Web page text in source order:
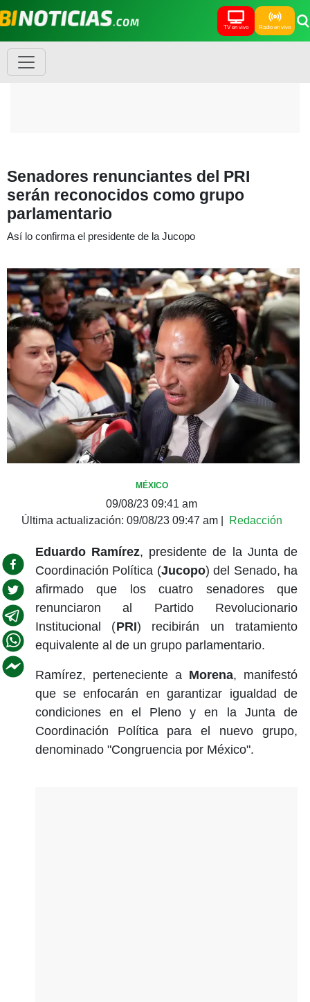
TV en vivo Radio en vivo
Senadores renunciantes del PRI
serán reconocidos como grupo
parlamentario
Así lo confirma el presidente de la Jucopo
MÉXICO
09/08/23 09:41 am
Última actualización: 09/08/23 09:47 am| Redacción
Eduardo Ramírez, presidente de la Junta de
Coordinación Política (Jucopo) del Senado, ha
afirmado que los cuatro senadores que
renunciaron al Partido Revolucionario
Institucional (PRI) recibirán un tratamiento
equivalente al de un grupo parlamentario.
Ramírez, perteneciente a Morena, manifestó
que se enfocarán en garantizar igualdad de
condiciones en el Pleno y en la Junta de
Coordinación Política para el nuevo grupo,
denominado "Congruencia por México".